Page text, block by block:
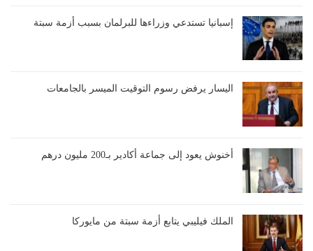
إسبانيا تستدعي وزراءها للبرلمان بسبب أزمة سبتة
اليسار يرفض رسوم التوقيت الميسر بالجامعات
أخنوش يعود إلى جماعة أكادير بـ200 مليون درهم
الملك فيليبي يتابع أزمة سبتة من مايوركا